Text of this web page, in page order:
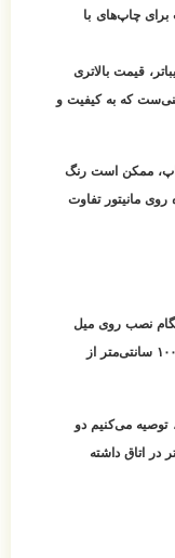
چاپ‌های با
قیمت بالاتری
که به کیفیت و
ممکن است رنگ
روی مانیتور تفاوت
اما هنگام نصب روی میل
۷۰ تا ۱۰۰ سانتی‌متر از
دو
در اتاق داشته